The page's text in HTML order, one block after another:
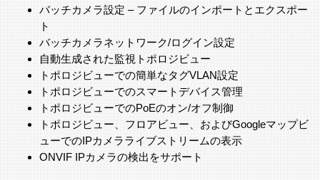
バッチカメラ設定 – ファイルのインポートとエクスポー
ト
バッチカメラネットワーク/ログイン設定
自動生成された監視トポロジビュー
トポロジビューでの簡単なタグVLAN設定
トポロジビューでのスマートデバイス管理
トポロジビューでのPoEのオン/オフ制御
トポロジビュー、フロアビュー、およびGoogleマップビ
ューでのIPカメラライブストリームの表示
ONVIF IPカメラの検出をサポート